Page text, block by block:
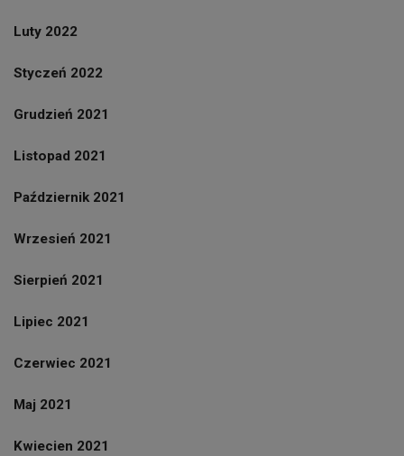
Luty 2022
Styczeń 2022
Grudzień 2021
Listopad 2021
Październik 2021
Wrzesień 2021
Sierpień 2021
Lipiec 2021
Czerwiec 2021
Maj 2021
Kwiecien 2021